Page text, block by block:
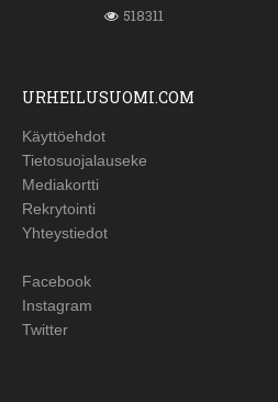
518311
URHEILUSUOMI.COM
Käyttöehdot
Tietosuojalauseke
Mediakortti
Rekrytointi
Yhteystiedot
Facebook
Instagram
Twitter